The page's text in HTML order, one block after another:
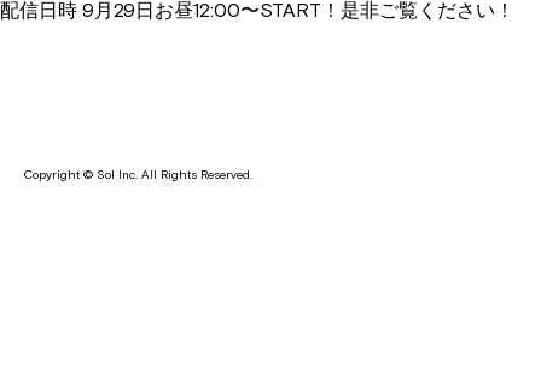
配信日時 9月29日お昼12:00〜START！是非ご覧ください！
Copyright © Sol Inc. All Rights Reserved.